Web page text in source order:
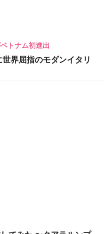
トナム初進出
世界屈指のモダンイタリ